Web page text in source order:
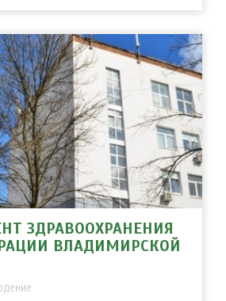
ЗДРАВООХРАНЕНИЯ
ВЛАДИМИРСКОЙ